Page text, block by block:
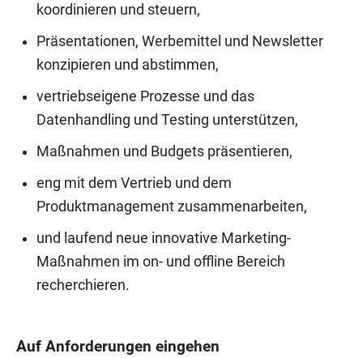
koordinieren und steuern,
Präsentationen, Werbemittel und Newsletter
konzipieren und abstimmen,
vertriebseigene Prozesse und das
Datenhandling und Testing unterstützen,
Maßnahmen und Budgets präsentieren,
eng mit dem Vertrieb und dem
Produktmanagement zusammenarbeiten,
und laufend neue innovative Marketing-
Maßnahmen im on- und offline Bereich
recherchieren.
Auf Anforderungen eingehen